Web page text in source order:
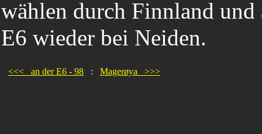
wählen durch Finnland
E6 wieder bei Neiden.
<<< an der E6 - 98 : Magerøya >>>